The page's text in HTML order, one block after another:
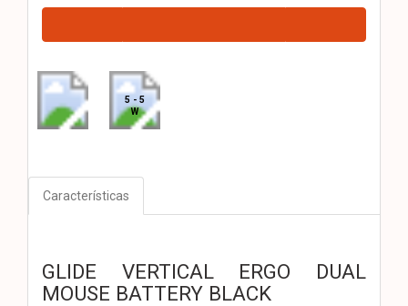
5 - 5
W
Características
GLIDE VERTICAL ERGO DUAL
MOUSE BATTERY BLACK